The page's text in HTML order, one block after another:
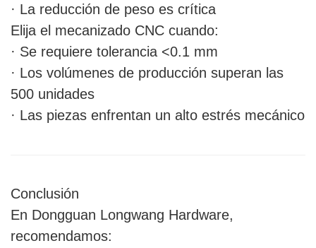
· La reducción de peso es crítica
Elija el mecanizado CNC cuando:
· Se requiere tolerancia <0.1 mm
· Los volúmenes de producción superan las
500 unidades
· Las piezas enfrentan un alto estrés mecánico
Conclusión
En Dongguan Longwang Hardware,
recomendamos: